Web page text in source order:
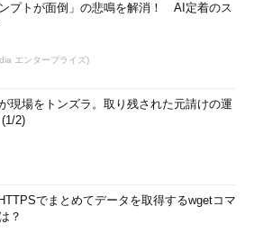
ンプトが面倒」の悲鳴を解消！ AI定着のス
エンタープライズ)
現場をトンズラ。取り残された元請けの運
2)
でまとめてデータを取得するwgetコマ
？